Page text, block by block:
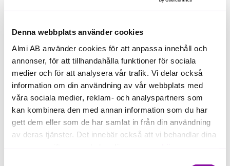
Denna webbplats använder cookies
Almi AB använder cookies för att anpassa innehåll och
annonser, för att tillhandahålla funktioner för sociala
medier och för att analysera vår trafik. Vi delar också
information om din användning av vår webbplats med
våra sociala medier, reklam- och analyspartners som
kan kombinera den med annan information som du har
gett dem eller som de har samlat in från din användning
av deras tjänster. Det innebär också att vi behandlar dina
innovatörer, entreprenörer, techtalanger,
investerare, inspirerande talare – och danskt hygge.
Nu är det dags igen. Eventet sker på
Lokomotivværkstedet, Otto Busses Vej 5a, ett
stenkast från Köpenhamns Hovedbanegård.
Vår ambition är att samla 80 startups och SME från
södra Sverige, i ett samarbete mellan aktörer* som
främjar innovation och entreprenörskap - Southern
Sweden. Detta samarbete återuppstår likt fågeln